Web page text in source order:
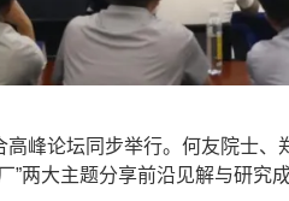
论坛同步举行。何友院士、郑
”两大主题分享前沿见解与研